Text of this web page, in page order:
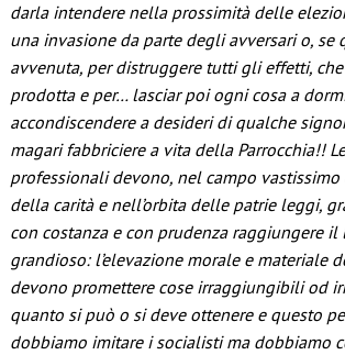
darla intendere nella prossimità delle
una invasione da parte degli avversari o, se
avvenuta, per distruggere tutti gli effetti,
prodotta e per… lasciar poi ogni cosa a
accondiscendere a desideri di qualche
magari fabbriciere a vita della Parrocchia!!
professionali devono, nel campo
della carità e nell’orbita delle patrie leggi,
con costanza e con prudenza raggiungere il
grandioso: l’elevazione morale e materiale
devono promettere cose irraggiungibili od
quanto si può o si deve ottenere e questo
dobbiamo imitare i socialisti ma dobbiamo